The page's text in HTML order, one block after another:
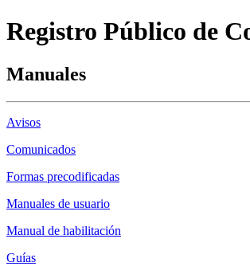
Registro Público de
Manuales
Avisos
Comunicados
Formas precodificadas
Manuales de usuario
Manual de habilitación
Guías